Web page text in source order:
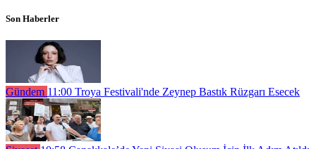
Son Haberler
Gündem 11:00 Troya Festivali'nde Zeynep Bastık Rüzgarı Esecek